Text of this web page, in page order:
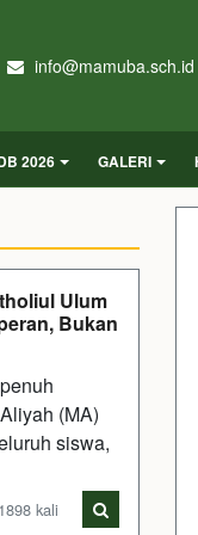
info@mamuba.sch.id
2026 GALERI
Ulum
Bukan
(MA)
siswa,
kali